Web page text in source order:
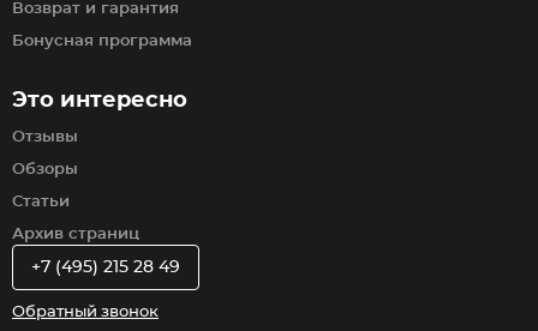
Возврат и гарантия
Бонусная программа
Это интересно
Отзывы
Обзоры
Статьи
Архив страниц
+7 (495) 215 28 49
Обратный звонок